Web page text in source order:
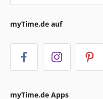
myTime.de auf
myTime.de Apps